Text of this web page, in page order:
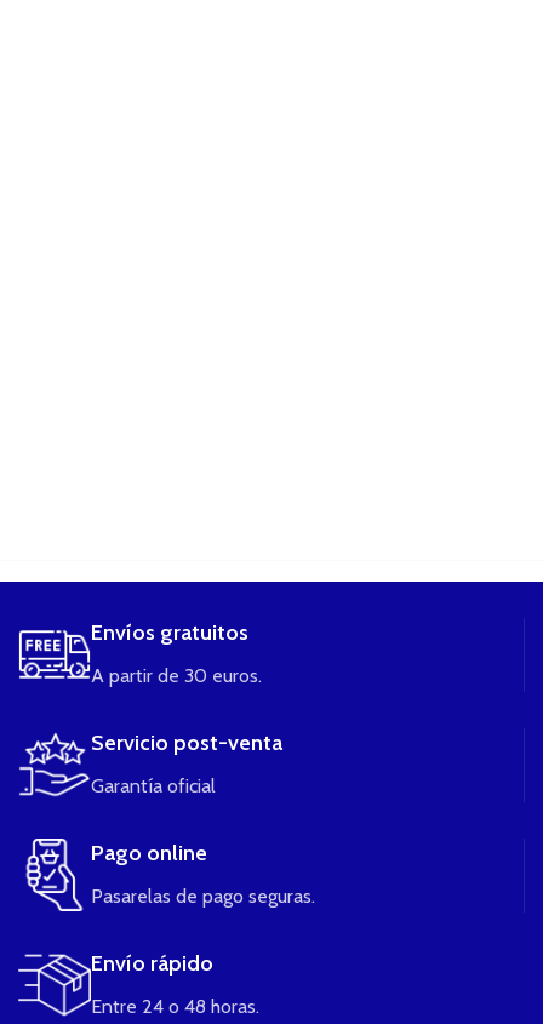
Envíos gratuitos
A partir de 30 euros.
Servicio post-venta
Garantía oficial
Pago online
Pasarelas de pago seguras.
Envío rápido
Entre 24 o 48 horas.